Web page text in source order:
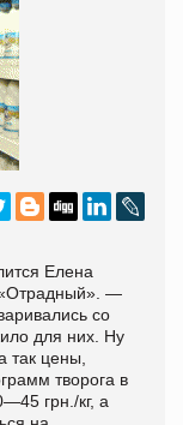
Елена
«Отрадный». —
со
для них. Ну
так цены,
творога в
грн./кг, а